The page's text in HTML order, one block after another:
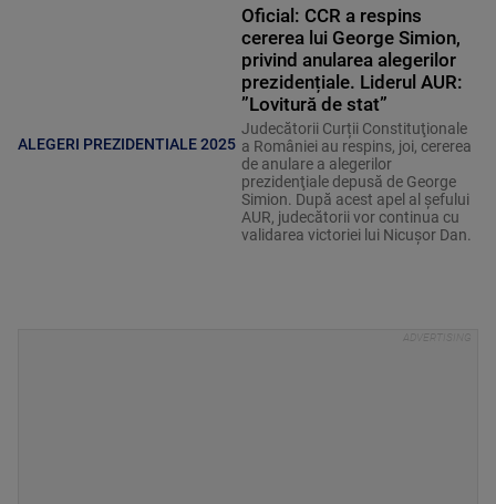
ALEGERI PREZIDENTIALE 2025
Oficial: CCR a respins
cererea lui George Simion,
privind anularea alegerilor
prezidențiale. Liderul AUR:
”Lovitură de stat”
Judecătorii Curții Constituţionale
a României au respins, joi, cererea
de anulare a alegerilor
prezidenţiale depusă de George
Simion. După acest apel al șefului
AUR, judecătorii vor continua cu
validarea victoriei lui Nicușor Dan.